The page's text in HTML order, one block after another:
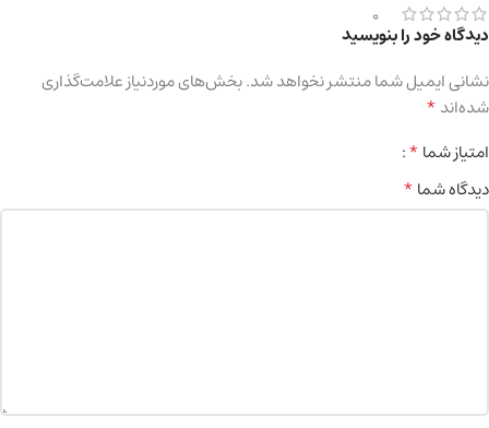
0
دیدگاه خود را بنویسید
نشانی ایمیل شما منتشر نخواهد شد.بخش‌های موردنیاز علامت‌گذاری
شده‌اند*
امتیاز شما*
دیدگاه شما*